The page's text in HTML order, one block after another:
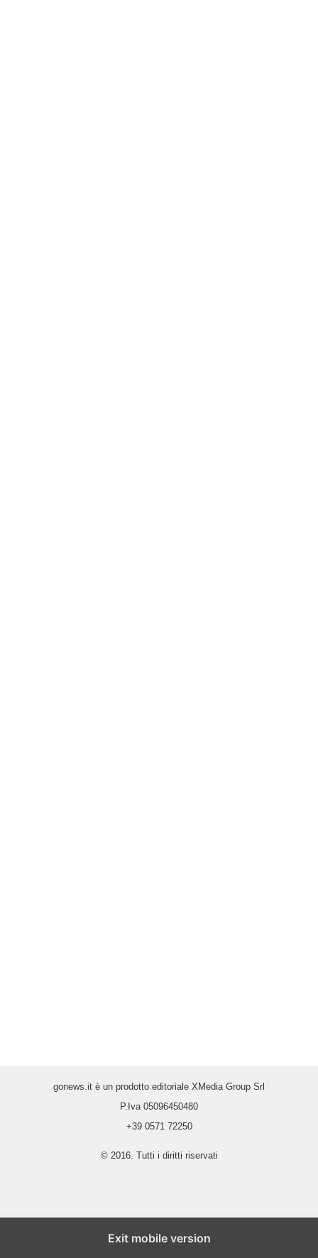
gonews.it è un prodotto editoriale XMedia Group Srl
P.Iva 05096450480
+39 0571 72250
© 2016. Tutti i diritti riservati
Exit mobile version